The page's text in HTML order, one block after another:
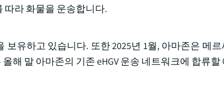
따라 화물을 운송합니다.
유하고 있습니다. 또한 2025년 1월, 아마존은 메
해 말 아마존의 기존 eHGV 운송 네트워크에 합류